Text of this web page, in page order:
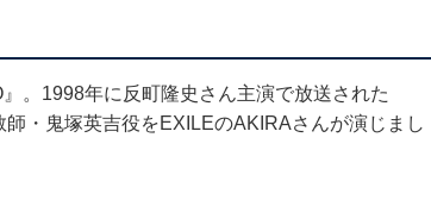
。1998年に反町隆史さん主演で放送された
・鬼塚英吉役をEXILEのAKIRAさんが演じまし